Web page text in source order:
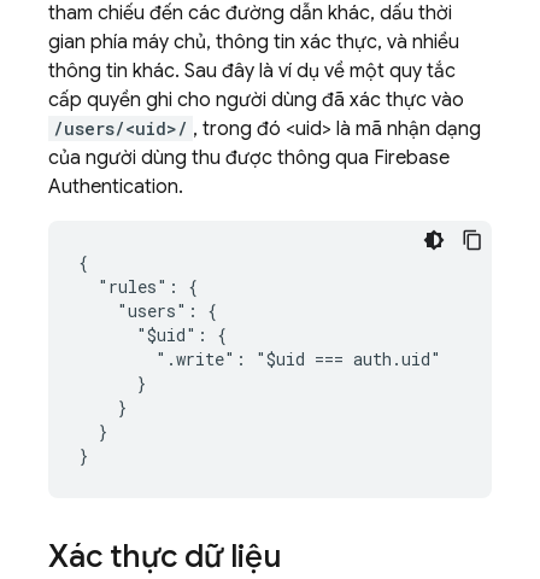
tham chiếu đến các đường dẫn khác, dấu thời
gian phía máy chủ, thông tin xác thực, và nhiều
thông tin khác. Sau đây là ví dụ về một quy tắc
cấp quyền ghi cho người dùng đã xác thực vào
/users/<uid>/ , trong đó <uid> là mã nhận dạng
của người dùng thu được thông qua Firebase
Authentication.
{
  "rules": {
    "users": {
      "$uid": {
        ".write": "$uid === auth.uid"
      }
    }
  }
}
Xác thực dữ liệu